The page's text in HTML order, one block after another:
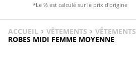
*Le % est calculé sur le prix d'origine
ACCUEIL VÊTEMENTS
VÊTEMENTS
ROBES MIDI FEMME MOYENNE